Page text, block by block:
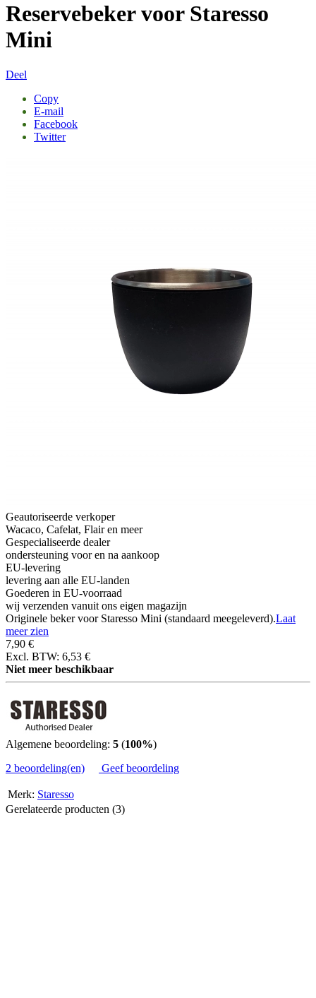
Reservebeker voor Staresso
Mini
Deel
Copy
E-mail
Facebook
Twitter
Geautoriseerde verkoper
Wacaco, Cafelat, Flair en meer
Gespecialiseerde dealer
ondersteuning voor en na aankoop
EU-levering
levering aan alle EU-landen
Goederen in EU-voorraad
wij verzenden vanuit ons eigen magazijn
Originele beker voor Staresso Mini (standaard meegeleverd).Laat
meer zien
7,90 €
Excl. BTW: 6,53 €
Niet meer beschikbaar
Algemene beoordeling: 5 (100%)
2 beoordeling(en)
Geef beoordeling
Merk: Staresso
Gerelateerde producten (3)